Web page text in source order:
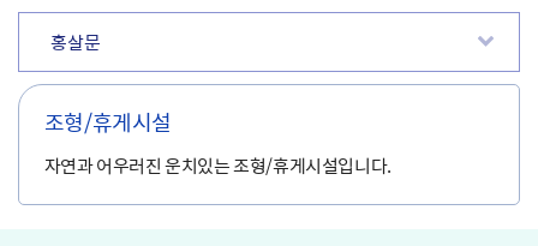
홍살문
조형/휴게시설
자연과 어우러진 운치있는 조형/휴게시설입니다.